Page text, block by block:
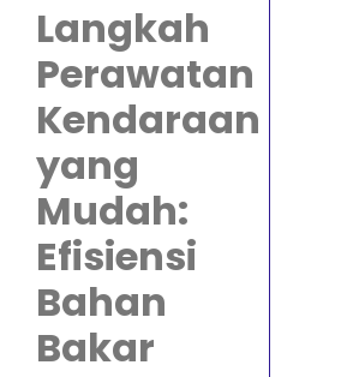
Langkah
Perawatan
Kendaraan
yang
Mudah:
Efisiensi
Bahan
Bakar